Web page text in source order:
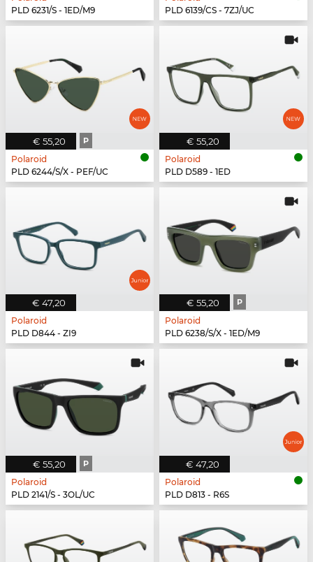
PLD 6231/S - 1ED/M9
PLD 6139/CS - 7ZJ/UC
€ 55,20 P
Polaroid
PLD 6244/S/X - PEF/UC
€ 55,20
Polaroid
PLD D589 - 1ED
€ 47,20
Polaroid
PLD D844 - ZI9
€ 55,20 P
Polaroid
PLD 6238/S/X - 1ED/M9
€ 55,20 P
Polaroid
PLD 2141/S - 3OL/UC
€ 47,20
Polaroid
PLD D813 - R6S